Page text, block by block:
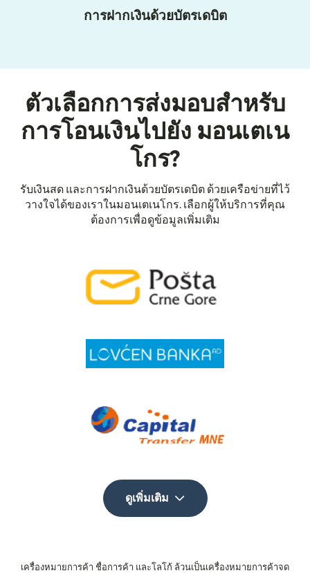
การฝากเงินด้วยบัตรเดบิต
ตัวเลือกการส่งมอบสำหรับ
การโอนเงินไปยัง มอนเตเน
โกร?
รับเงินสด และการฝากเงินด้วยบัตรเดบิต ด้วยเครือข่ายที่ไว้
วางใจได้ของเราในมอนเตเนโกร. เลือกผู้ให้บริการที่คุณ
ต้องการเพื่อดูข้อมูลเพิ่มเติม
ดูเพิ่มเติม
เครื่องหมายการค้า ชื่อการค้า และโลโก้ ล้วนเป็นเครื่องหมายการค้าจด